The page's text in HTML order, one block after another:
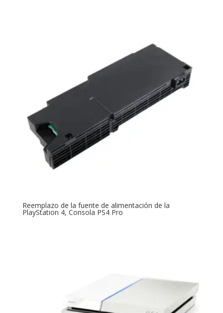
Reemplazo de la fuente de alimentación de la
PlayStation 4, Consola PS4 Pro